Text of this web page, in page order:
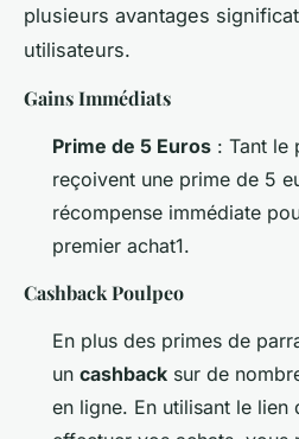
plusieurs avantages
utilisateurs.
Gains Immédiats
Prime de 5 Euros : Tant le
reçoivent une prime de 5
récompense immédiate
premier achat1.
Cashback Poulpeo
En plus des primes de
un cashback sur de
en ligne. En utilisant le lien